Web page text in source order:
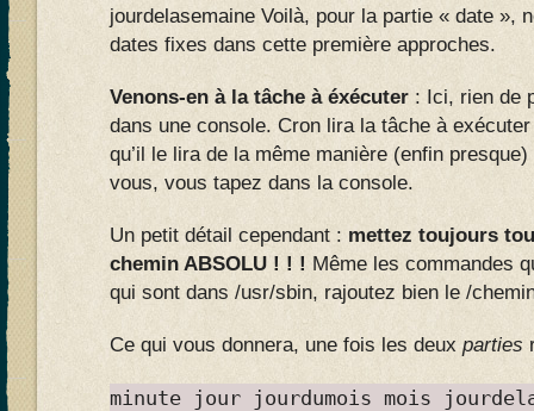
jourdelasemaine Voilà, pour la partie « date »,
dates fixes dans cette première approches.
Venons-en à la tâche à éxécuter : Ici, rien de
dans une console. Cron lira la tâche à
qu’il le lira de la même manière (enfin
vous, vous tapez dans la console.
Un petit détail cependant : mettez toujours
chemin ABSOLU ! ! ! Même les commandes
qui sont dans /usr/sbin, rajoutez bien le /
Ce qui vous donnera, une fois les deux parties
minute jour jourdumois mois